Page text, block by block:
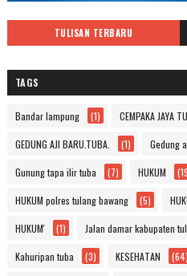
TULISAN TERBARU
TAGS
Bandar lampung (1) CEMPAKA JAYA
GEDUNG AJI BARU.TUBA. (1) Gedung
Gunung tapa ilir tuba (7) HUKUM
HUKUM polres tulang bawang (5)
HUKUM' (1) Jalan damar kabupaten
Kahuripan tuba (3) KESEHATAN (64)